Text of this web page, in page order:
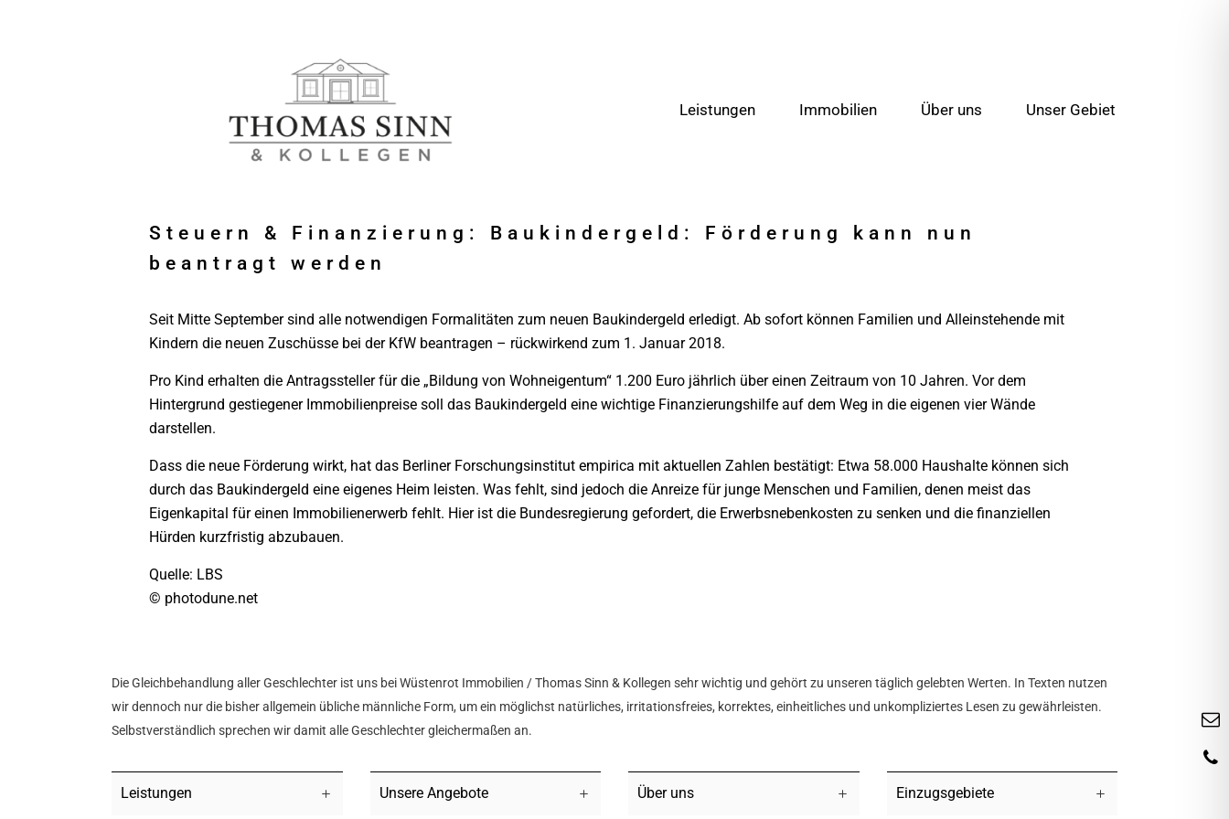
Leistungen Immobilien Über uns Unser Gebiet
Steuern & Finanzierung: Baukindergeld: Förderung kann nun
beantragt werden
Seit Mitte September sind alle notwendigen Formalitäten zum neuen Baukindergeld erledigt. Ab sofort können Familien und Alleinstehende mit
Kindern die neuen Zuschüsse bei der KfW beantragen – rückwirkend zum 1. Januar 2018.
Pro Kind erhalten die Antragssteller für die „Bildung von Wohneigentum“ 1.200 Euro jährlich über einen Zeitraum von 10 Jahren. Vor dem
Hintergrund gestiegener Immobilienpreise soll das Baukindergeld eine wichtige Finanzierungshilfe auf dem Weg in die eigenen vier Wände
darstellen.
Dass die neue Förderung wirkt, hat das Berliner Forschungsinstitut empirica mit aktuellen Zahlen bestätigt: Etwa 58.000 Haushalte können sich
durch das Baukindergeld eine eigenes Heim leisten. Was fehlt, sind jedoch die Anreize für junge Menschen und Familien, denen meist das
Eigenkapital für einen Immobilienerwerb fehlt. Hier ist die Bundesregierung gefordert, die Erwerbsnebenkosten zu senken und die finanziellen
Hürden kurzfristig abzubauen.
Quelle: LBS
© photodune.net
Die Gleichbehandlung aller Geschlechter ist uns bei Wüstenrot Immobilien / Thomas Sinn & Kollegen sehr wichtig und gehört zu unseren täglich gelebten Werten. In Texten nutzen
wir dennoch nur die bisher allgemein übliche männliche Form, um ein möglichst natürliches, irritationsfreies, korrektes, einheitliches und unkompliziertes Lesen zu gewährleisten.
Selbstverständlich sprechen wir damit alle Geschlechter gleichermaßen an.
Leistungen Unsere Angebote Über uns Einzugsgebiete